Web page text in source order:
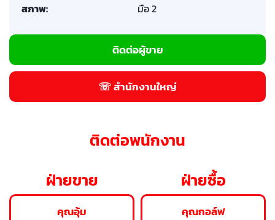
สภาพ: มือ 2
ติดต่อผู้ขาย
☏ สำนักงานใหญ่
ติดต่อพนักงาน
ฝ่ายขาย
คุณอุ้ม
ฝ่ายซื้อ
คุณกอล์ฟ